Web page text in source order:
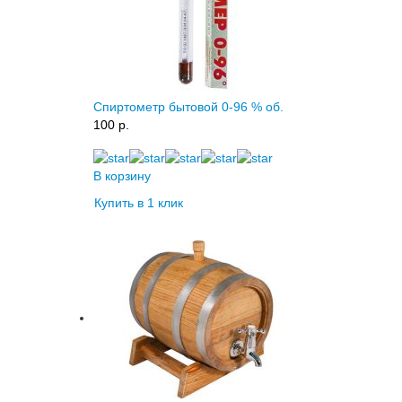
Спиртометр бытовой 0-96 % об.
100 p.
В корзину
Купить в 1 клик